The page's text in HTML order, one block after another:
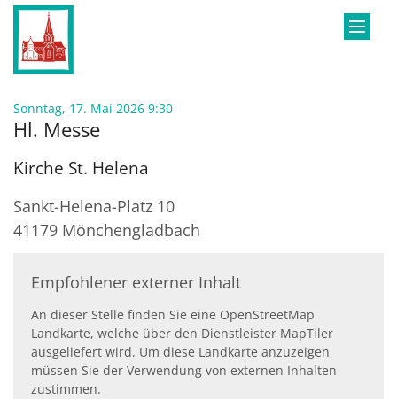
Zum Inhalt springen
Sonntag, 17. Mai 2026 9:30:
Hl. Messe
Kirche St. Helena
Sankt-Helena-Platz 10
41179 Mönchengladbach
Empfohlener externer Inhalt
An dieser Stelle finden Sie eine OpenStreetMap
Landkarte, welche über den Dienstleister MapTiler
ausgeliefert wird. Um diese Landkarte anzuzeigen
müssen Sie der Verwendung von externen Inhalten
zustimmen.